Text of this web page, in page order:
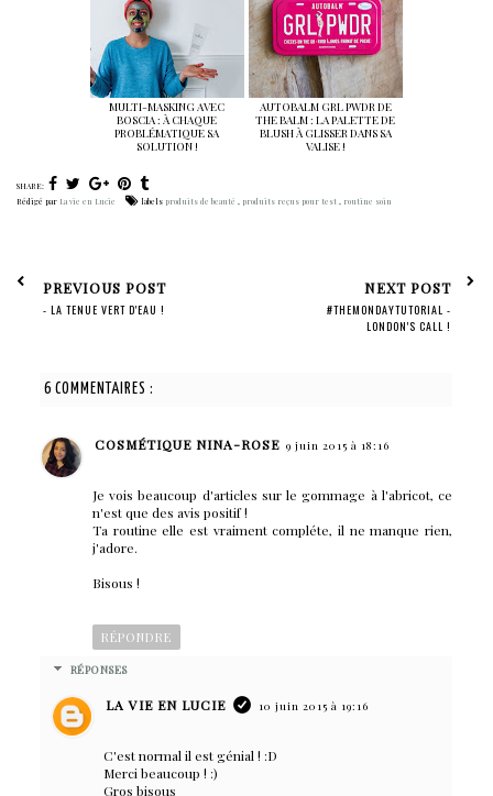
MULTI-MASKING AVEC
BOSCIA : À CHAQUE
PROBLÉMATIQUE SA
SOLUTION !
AUTOBALM GRL PWDR DE
THE BALM : LA PALETTE DE
BLUSH À GLISSER DANS SA
VALISE !
SHARE:
Rédigé par La vie en Lucie labels produits de beauté , produits reçus pour test , routine soin
PREVIOUS POST
- LA TENUE VERT D'EAU !
NEXT POST
#THEMONDAYTUTORIAL -
LONDON'S CALL !
6 COMMENTAIRES :
COSMÉTIQUE NINA-ROSE 9 juin 2015 à 18:16
Je vois beaucoup d'articles sur le gommage à l'abricot, ce
n'est que des avis positif !
Ta routine elle est vraiment compléte, il ne manque rien,
j'adore.
Bisous !
RÉPONDRE
RÉPONSES
LA VIE EN LUCIE 10 juin 2015 à 19:16
C'est normal il est génial ! :D
Merci beaucoup ! :)
Gros bisous